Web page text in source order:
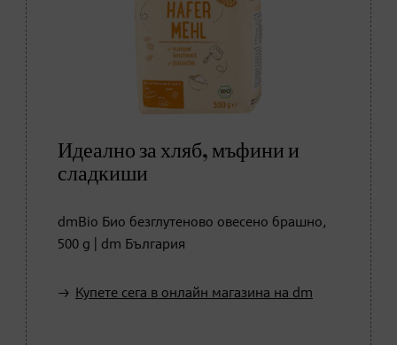
Идеално за хляб, мъфини и
сладкиши
dmBio Био безглутеново овесено брашно,
500 g | dm България
Купете сега в онлайн магазина на dm